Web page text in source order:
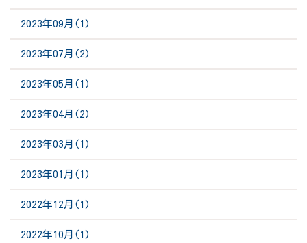
2023年09月(1)
2023年07月(2)
2023年05月(1)
2023年04月(2)
2023年03月(1)
2023年01月(1)
2022年12月(1)
2022年10月(1)